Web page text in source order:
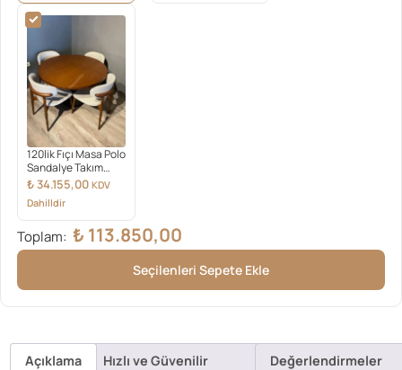
120lik Fıçı Masa Polo
Sandalye Takım
Ceviz
₺34.155,00 KDV
Dahilldir
Toplam: ₺ 113.850,00
Seçilenleri Sepete Ekle
Açıklama
Hızlı ve Güvenilir
Değerlendirmeler